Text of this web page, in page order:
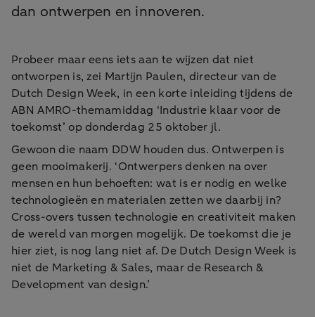
dan ontwerpen en innoveren.
Probeer maar eens iets aan te wijzen dat niet
ontworpen is, zei Martijn Paulen, directeur van de
Dutch Design Week, in een korte inleiding tijdens de
ABN AMRO-themamiddag ‘Industrie klaar voor de
toekomst’ op donderdag 25 oktober jl.
Gewoon die naam DDW houden dus. Ontwerpen is
geen mooimakerij. ‘Ontwerpers denken na over
mensen en hun behoeften: wat is er nodig en welke
technologieën en materialen zetten we daarbij in?
Cross-overs tussen technologie en creativiteit maken
de wereld van morgen mogelijk. De toekomst die je
hier ziet, is nog lang niet af. De Dutch Design Week is
niet de Marketing & Sales, maar de Research &
Development van design.’